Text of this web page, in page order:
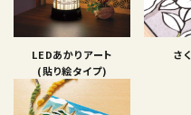
LEDあかりアート
(貼り絵タイプ)
さ